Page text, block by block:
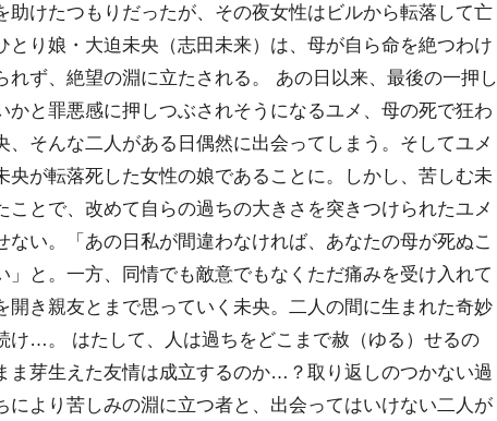
助けたつもりだったが、その夜女性はビルから転落して亡
とり娘・大迫未央（志田未来）は、母が自ら命を絶つわけ
れず、絶望の淵に立たされる。 あの日以来、最後の一押し
かと罪悪感に押しつぶされそうになるユメ、母の死で狂わ
、そんな二人がある日偶然に出会ってしまう。そしてユメ
央が転落死した女性の娘であることに。しかし、苦しむ未
ことで、改めて自らの過ちの大きさを突きつけられたユメ
ない。「あの日私が間違わなければ、あなたの母が死ぬこ
」と。一方、同情でも敵意でもなくただ痛みを受け入れて
開き親友とまで思っていく未央。二人の間に生まれた奇妙
け…。 はたして、人は過ちをどこまで赦（ゆる）せるの
ま芽生えた友情は成立するのか…？取り返しのつかない過
により苦しみの淵に立つ者と、出会ってはいけない二人が